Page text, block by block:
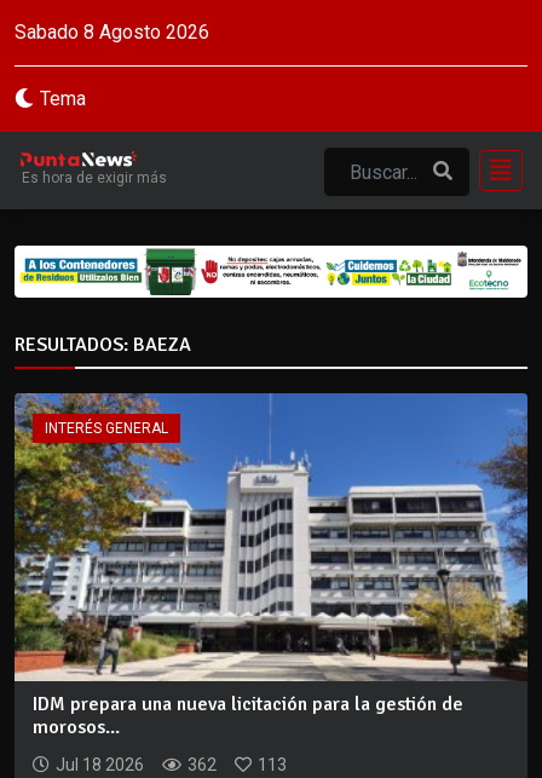
Sabado 8 Agosto 2026
Tema
Es hora de exigir más
RESULTADOS: BAEZA
INTERÉS GENERAL
IDM prepara una nueva licitación para la gestión de
morosos...
Jul 18 2026 362 113